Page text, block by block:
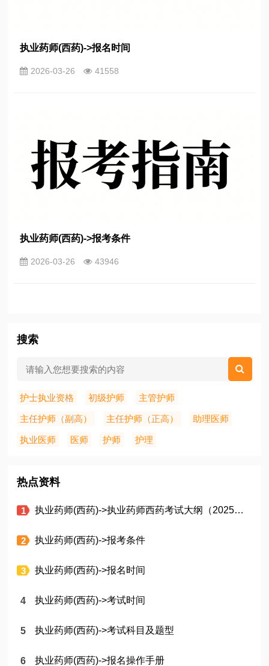
执业药师(西药)->报名时间
2026-03-26 41558
执业药师(西药)->报考条件
2026-03-26 43946
搜索
护士执业资格 初级护师 主管护师
主任护师（副高） 主任护师（正高） 助理医师
执业医师 医师 护师 护理
热点资料
执业药师(西药)->执业药师西药考试大纲（2025年）
执业药师(西药)->报考条件
执业药师(西药)->报名时间
执业药师(西药)->考试时间
执业药师(西药)->考试科目及题型
执业药师(西药)->报名操作手册